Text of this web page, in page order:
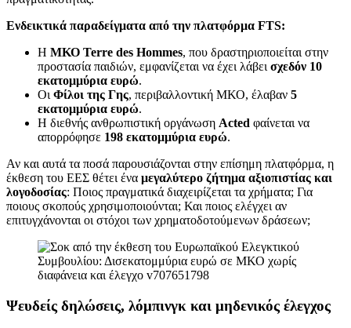
Ενδεικτικά παραδείγματα από την πλατφόρμα FTS:
Η ΜΚΟ Terre des Hommes, που δραστηριοποιείται στην
προστασία παιδιών, εμφανίζεται να έχει λάβει σχεδόν 10
εκατομμύρια ευρώ.
Οι Φίλοι της Γης, περιβαλλοντική ΜΚΟ, έλαβαν 5
εκατομμύρια ευρώ.
Η διεθνής ανθρωπιστική οργάνωση Acted φαίνεται να
απορρόφησε 198 εκατομμύρια ευρώ.
Αν και αυτά τα ποσά παρουσιάζονται στην επίσημη πλατφόρμα, η
έκθεση του ΕΕΣ θέτει ένα μεγαλύτερο ζήτημα αξιοπιστίας και
λογοδοσίας: Ποιος πραγματικά διαχειρίζεται τα χρήματα; Για
ποιους σκοπούς χρησιμοποιούνται; Και ποιος ελέγχει αν
επιτυγχάνονται οι στόχοι των χρηματοδοτούμενων δράσεων;
Ψευδείς δηλώσεις, λόμπινγκ και μηδενικός έλεγχος